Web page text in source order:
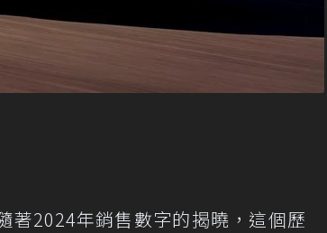
著2024年銷售數字的揭曉，這個歷